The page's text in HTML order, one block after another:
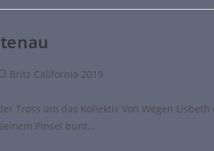
Britz California 2019
Tross um das Kollektiv Von Wegen
Pinsel bunt…